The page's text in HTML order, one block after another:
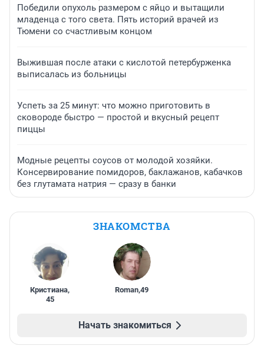
Победили опухоль размером с яйцо и вытащили
младенца с того света. Пять историй врачей из
Тюмени со счастливым концом
Выжившая после атаки с кислотой петербурженка
выписалась из больницы
Успеть за 25 минут: что можно приготовить в
сковороде быстро — простой и вкусный рецепт
пиццы
Модные рецепты соусов от молодой хозяйки.
Консервирование помидоров, баклажанов, кабачков
без глутамата натрия — сразу в банки
ЗНАКОМСТВА
Кристиана,
45
Roman,49
Начать знакомиться